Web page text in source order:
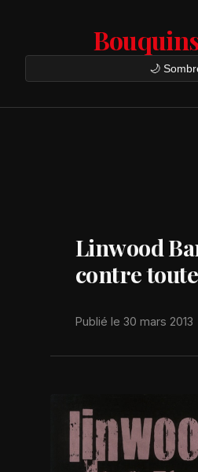
🌙
Linwood
contre
Publié le 30 mars 2013